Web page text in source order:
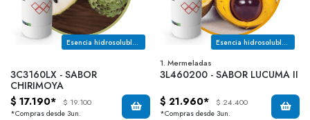
Esencia hidrosoluble con notas a chirimoya fresca, natural y madura
3C3160LX - SABOR
CHIRIMOYA
$ 17.190*
$ 19.100
*Compras desde 3un.
Esencia hidrosoluble con notas a lucuma cremosa, notas tostadas
1. Mermeladas
3L460200 - SABOR LUCUMA II
$ 21.960*
$ 24.400
*Compras desde 3un.